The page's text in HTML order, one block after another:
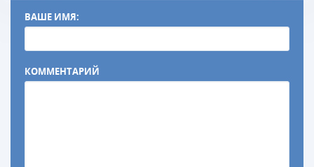
ВАШЕ ИМЯ:
КОММЕНТАРИЙ